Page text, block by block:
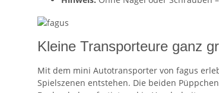
Kleine Transporteure ganz
Mit dem mini Autotransporter von fagus
Spielszenen entstehen. Die beiden